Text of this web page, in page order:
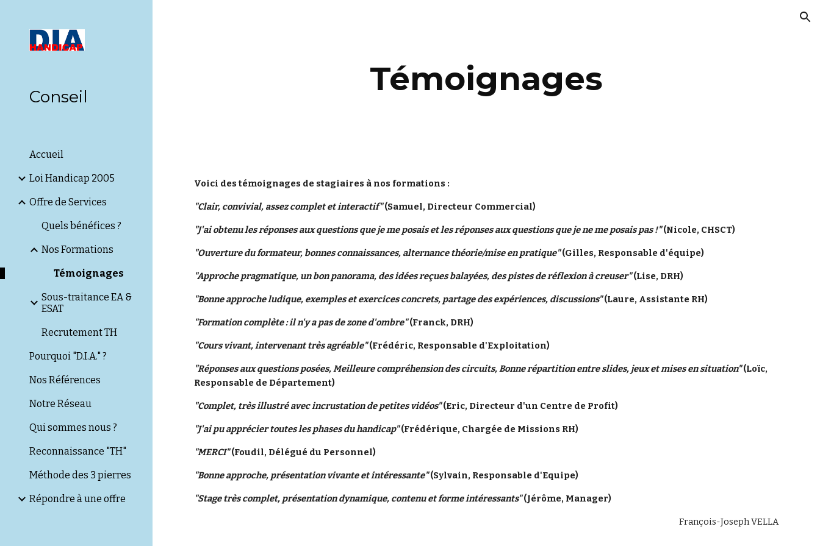
Conseil
Accueil
Loi Handicap 2005
Offre de Services
Quels bénéfices ?
Nos Formations
Témoignages
Sous-traitance EA &
ESAT
Recrutement TH
Pourquoi "D.I.A." ?
Nos Références
Notre Réseau
Qui sommes nous ?
Reconnaissance "TH"
Méthode des 3 pierres
Répondre à une offre
Témoignages
Voici des témoignages de stagiaires à nos formations :
"Clair, convivial, assez complet et interactif" (Samuel, Directeur Commercial)
"J'ai obtenu les réponses aux questions que je me posais et les réponses aux questions que je ne me posais pas !" (Nicole, CHSCT)
"Ouverture du formateur, bonnes connaissances, alternance théorie/mise en pratique" (Gilles, Responsable d'équipe)
"Approche pragmatique, un bon panorama, des idées reçues balayées, des pistes de réflexion à creuser" (Lise, DRH)
"Bonne approche ludique, exemples et exercices concrets, partage des expériences, discussions" (Laure, Assistante RH)
"Formation complète : il n'y a pas de zone d'ombre" (Franck, DRH)
"Cours vivant, intervenant très agréable" (Frédéric, Responsable d'Exploitation)
"Réponses aux questions posées, Meilleure compréhension des circuits, Bonne répartition entre slides, jeux et mises en situation" (Loïc,
Responsable de Département)
"Complet, très illustré avec incrustation de petites vidéos" (Eric, Directeur d'un Centre de Profit)
"J'ai pu apprécier toutes les phases du handicap" (Frédérique, Chargée de Missions RH)
"MERCI" (Foudil, Délégué du Personnel)
"Bonne approche, présentation vivante et intéressante" (Sylvain, Responsable d'Equipe)
"Stage très complet, présentation dynamique, contenu et forme intéressants" (Jérôme, Manager)
François-Joseph VELLA